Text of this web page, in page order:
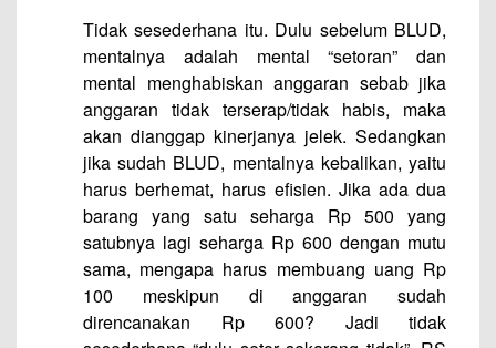
Tidak sesederhana itu. Dulu sebelum BLUD,
mentalnya adalah mental “setoran” dan
mental menghabiskan anggaran sebab jika
anggaran tidak terserap/tidak habis, maka
akan dianggap kinerjanya jelek. Sedangkan
jika sudah BLUD, mentalnya kebalikan, yaitu
harus berhemat, harus efisien. Jika ada dua
barang yang satu seharga Rp 500 yang
satubnya lagi seharga Rp 600 dengan mutu
sama, mengapa harus membuang uang Rp
100 meskipun di anggaran sudah
direncanakan Rp 600? Jadi tidak